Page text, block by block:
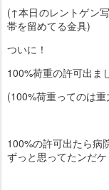
(↑本日のレントゲン
帯を留めてる金具)
ついに！
100%荷重の許可出ま
(100%荷重ってのは
100%の許可出たら病
ずっと思ってたンだ